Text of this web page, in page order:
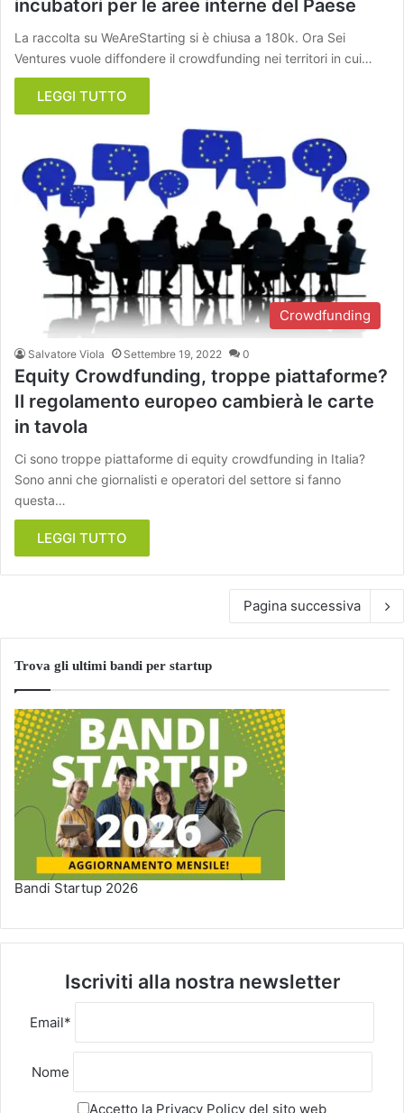
incubatori per le aree interne del Paese
La raccolta su WeAreStarting si è chiusa a 180k. Ora Sei
Ventures vuole diffondere il crowdfunding nei territori in cui…
LEGGI TUTTO
Crowdfunding
Salvatore Viola Settembre 19, 2022 0
Equity Crowdfunding, troppe piattaforme?
Il regolamento europeo cambierà le carte
in tavola
Ci sono troppe piattaforme di equity crowdfunding in Italia?
Sono anni che giornalisti e operatori del settore si fanno
questa…
LEGGI TUTTO
Pagina successiva
Trova gli ultimi bandi per startup
Bandi Startup 2026
Iscriviti alla nostra newsletter
Email*
Nome
Accetto la Privacy Policy del sito web